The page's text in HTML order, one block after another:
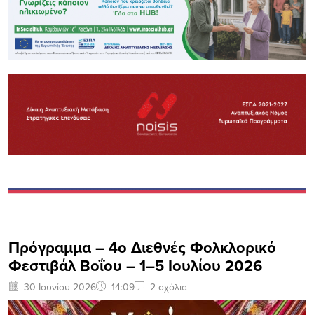
Πρόγραμμα – 4ο Διεθνές Φολκλορικό
Φεστιβάλ Βοΐου – 1–5 Ιουλίου 2026
30 Ιουνίου 2026 14:09 2 σχόλια